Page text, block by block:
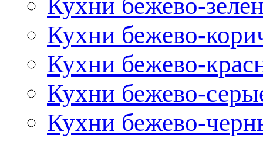
Кухни бежево-
Кухни бежево-
Кухни бежево-
Кухни бежево-